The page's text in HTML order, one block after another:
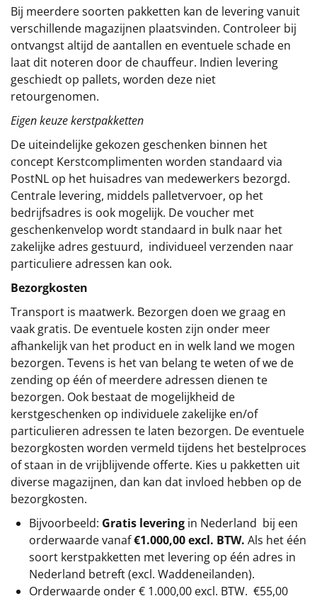
Bij meerdere soorten pakketten kan de levering vanuit
verschillende magazijnen plaatsvinden. Controleer bij
ontvangst altijd de aantallen en eventuele schade en
laat dit noteren door de chauffeur. Indien levering
geschiedt op pallets, worden deze niet
retourgenomen.
Eigen keuze kerstpakketten
De uiteindelijke gekozen geschenken binnen het
concept Kerstcomplimenten worden standaard via
PostNL op het huisadres van medewerkers bezorgd.
Centrale levering, middels palletvervoer, op het
bedrijfsadres is ook mogelijk. De voucher met
geschenkenvelop wordt standaard in bulk naar het
zakelijke adres gestuurd, individueel verzenden naar
particuliere adressen kan ook.
Bezorgkosten
Transport is maatwerk. Bezorgen doen we graag en
vaak gratis. De eventuele kosten zijn onder meer
afhankelijk van het product en in welk land we mogen
bezorgen. Tevens is het van belang te weten of we de
zending op één of meerdere adressen dienen te
bezorgen. Ook bestaat de mogelijkheid de
kerstgeschenken op individuele zakelijke en/of
particulieren adressen te laten bezorgen. De eventuele
bezorgkosten worden vermeld tijdens het bestelproces
of staan in de vrijblijvende offerte. Kies u pakketten uit
diverse magazijnen, dan kan dat invloed hebben op de
bezorgkosten.
Bijvoorbeeld: Gratis levering in Nederland bij een
orderwaarde vanaf€1.000,00 excl. BTW. Als het één
soort kerstpakketten met levering op één adres in
Nederland betreft (excl. Waddeneilanden).
Orderwaarde onder € 1.000,00 excl. BTW. €55,00